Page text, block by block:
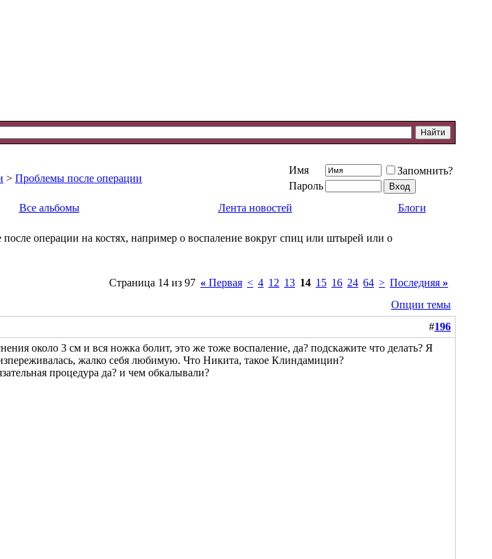
> Проблемы после операции
Имя
Запомнить?
Пароль
Все альбомы Лента новостей Блоги
операции на костях, например о воспаление вокруг спиц или штырей или о
Страница 14 из 97 « Первая < 4 12 13 14 15 16 24 64 > Последняя »
Опции темы
#196
около 3 см и вся ножка болит, это же тоже воспаление, да? подскажите что делать? Я
жалко себя любимую. Что Никита, такое Клиндамицин?
процедура да? и чем обкалывали?